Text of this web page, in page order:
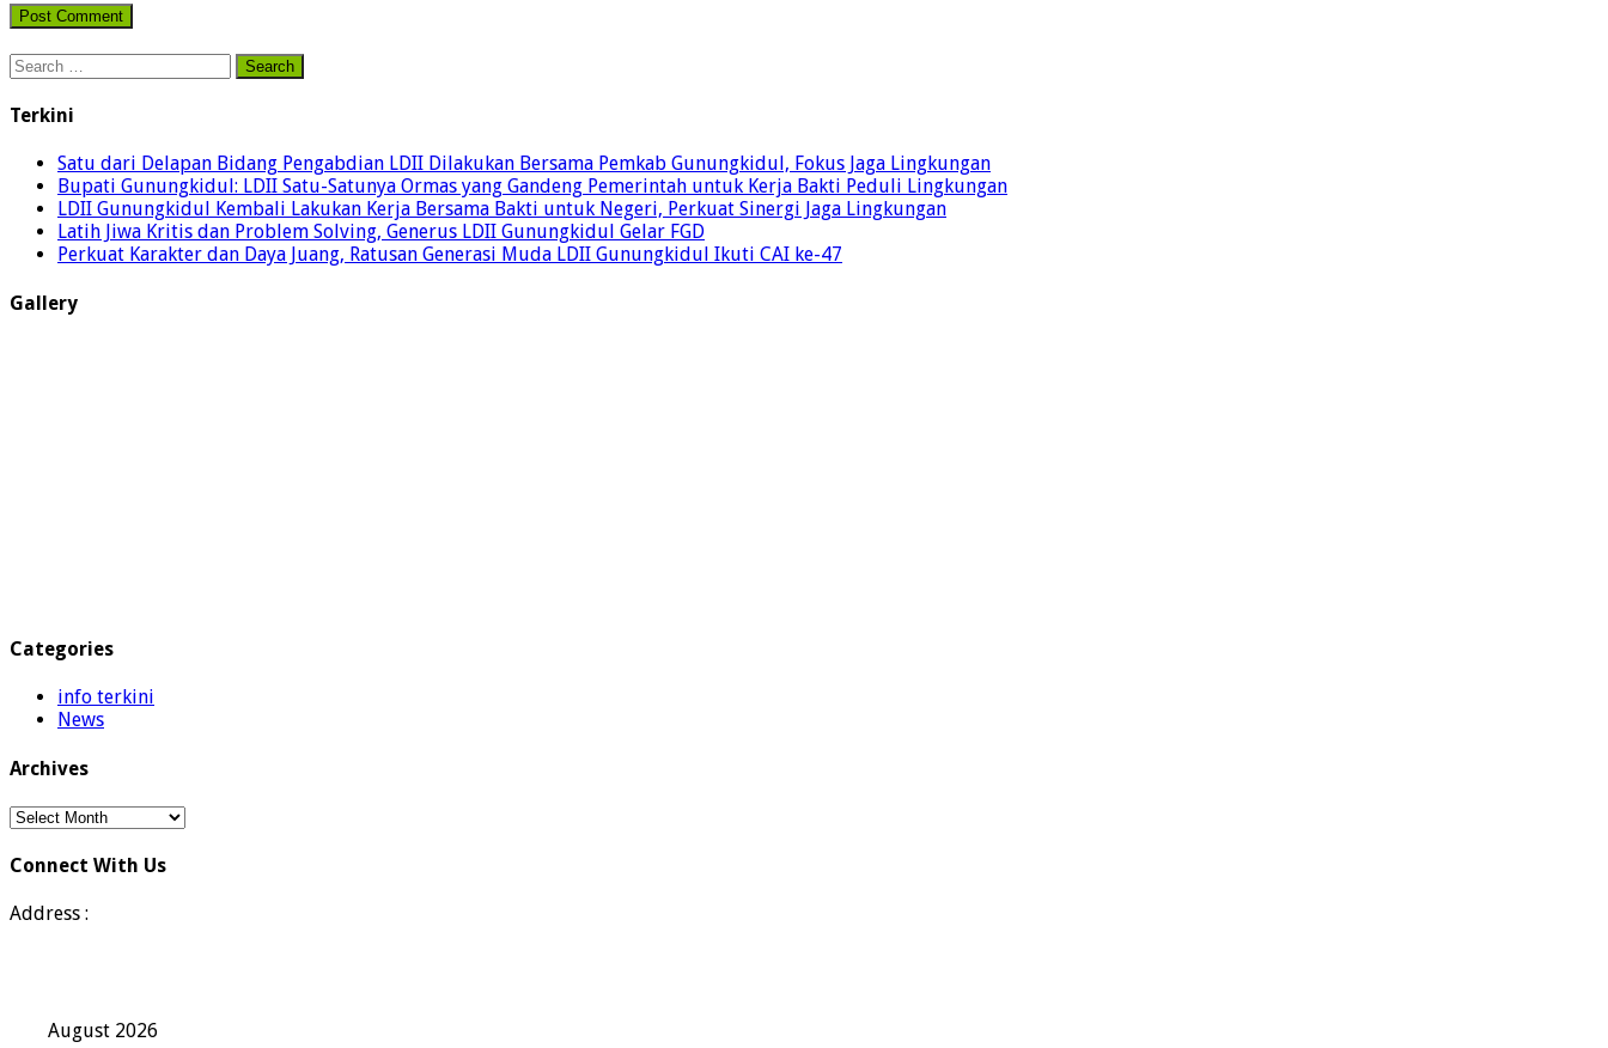
Search
for:
Terkini
Satu dari Delapan Bidang Pengabdian LDII Dilakukan Bersama Pemkab Gunungkidul, Fokus Jaga Lingkungan
Bupati Gunungkidul: LDII Satu-Satunya Ormas yang Gandeng Pemerintah untuk Kerja Bakti Peduli Lingkungan
LDII Gunungkidul Kembali Lakukan Kerja Bersama Bakti untuk Negeri, Perkuat Sinergi Jaga Lingkungan
Latih Jiwa Kritis dan Problem Solving, Generus LDII Gunungkidul Gelar FGD
Perkuat Karakter dan Daya Juang, Ratusan Generasi Muda LDII Gunungkidul Ikuti CAI ke-47
Gallery
Categories
info terkini
News
Archives
Archives
Connect With Us
Address :
August 2026